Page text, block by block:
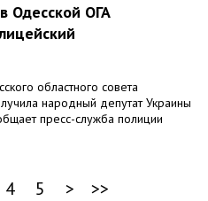
Одесской ОГА
областного совета
народный депутат Украины
пресс-служба полиции
4 5 > >>